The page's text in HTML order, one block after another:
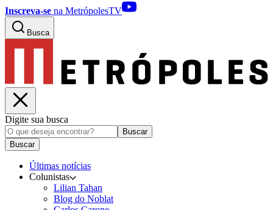
Inscreva-se na MetrópolesTV
Busca
Digite sua busca
Buscar
Buscar
Últimas notícias
Colunistas
Lilian Tahan
Blog do Noblat